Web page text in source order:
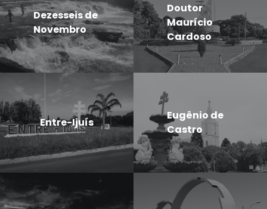
Dezesseis de
Novembro
Doutor
Maurício
Cardoso
Entre-Ijuís
Eugênio de
Castro